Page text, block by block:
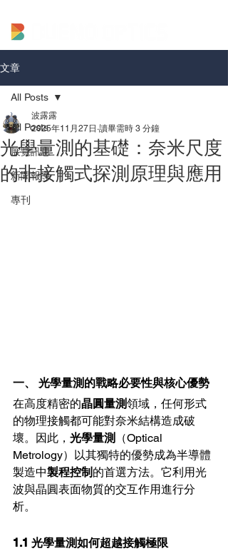
文章
All Posts
展覽訊息
新聞報導
專刊
All Posts
光學量測的基礎：奈米尺度
的非接觸式探測原理與應用
波露露
2025年11月27日 讀畢需時 3 分鐘
一、 光學量測的戰略必要性與核心優勢
在高度精密的晶圓量測領域，任何形式
的物理接觸都可能對奈米結構造成破
壞。因此， 光學量測
（Optical
Metrology）以其獨特的優勢成為半導體
製造中製程控制 的首選方法。它利用光
波與晶圓表面物質的交互作用進行分
析。
1.1 光學量測如何超越接觸極限